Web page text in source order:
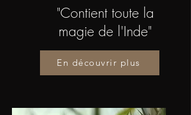
"Contient toute la
magie de l'Inde"
En découvrir plus